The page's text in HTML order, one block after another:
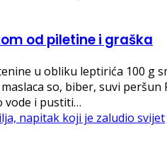
od piletine i graška
u obliku leptirića 100 g
so, biber, suvi
vode i pustiti…